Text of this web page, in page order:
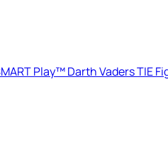
Play™ Darth Vaders TIE